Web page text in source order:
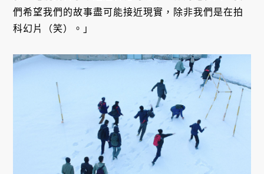
們希望我們的故事盡可能接近現實，除非我們是在拍
科幻片（笑）。」